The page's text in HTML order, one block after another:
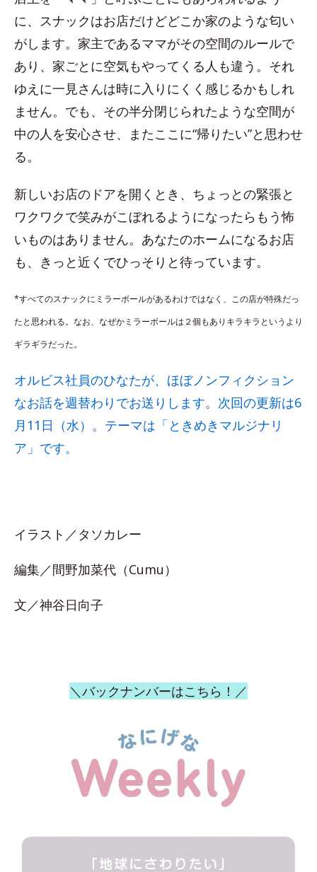
に、スナックはお店だけどどこか家のような匂い
がします。家主であるママがその空間のルールで
あり、家ごとに空気もやってくる人も違う。それ
ゆえに一見さんは時に入りにくく感じるかもしれ
ません。でも、その半分閉じられたような空間が
中の人を安心させ、またここに“帰りたい”と思わせ
る。
新しいお店のドアを開くとき、ちょっとの緊張と
ワクワクで笑みがこぼれるようになったらもう怖
いものはありません。あなたのホームになるお店
も、きっと近くでひっそりと待っています。
*すべてのスナックにミラーボールがあるわけではなく、この店が特殊だっ
たと思われる。なお、なぜかミラーボールは２個もありキラキラというより
ギラギラだった。
オルビス社員のひなたが、ほぼノンフィクション
なお話を週替わりでお送りします。次回の更新は6
月11日（水）。テーマは「ときめきマルジナリ
ア」です。
イラスト／タソカレー
編集／間野加菜代（Cumu）
文／神谷日向子
＼バックナンバーはこちら！／